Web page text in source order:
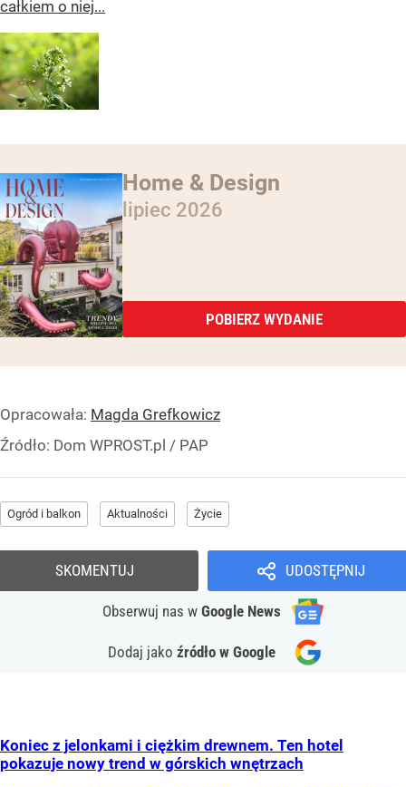
całkiem o niej...
Home & Design
lipiec 2026
POBIERZ WYDANIE
Opracowała: Magda Grefkowicz
Źródło: Dom WPROST.pl / PAP
Ogród i balkon Aktualności Życie
UDOSTĘPNIJ
Obserwuj nas w Google News
Dodaj jako źródło w Google
SKOMENTUJ
Koniec z jelonkami i ciężkim drewnem. Ten hotel
pokazuje nowy trend w górskich wnętrzach